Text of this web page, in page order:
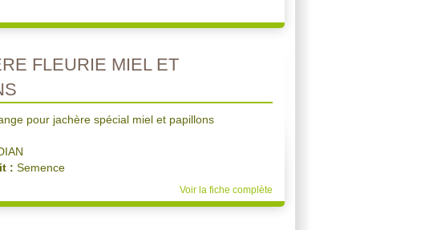
FLEURIE MIEL ET
pour jachère spécial miel et papillons
: Semence
Voir la fiche complète